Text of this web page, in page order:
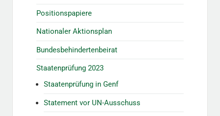
Positionspapiere
Nationaler Aktionsplan
Bundesbehindertenbeirat
Staatenprüfung 2023
Staatenprüfung in Genf
Statement vor UN-Ausschuss